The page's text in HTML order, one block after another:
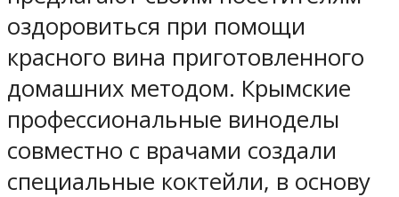
оздоровиться при помощи
красного вина приготовленного
домашних методом. Крымские
профессиональные виноделы
совместно с врачами создали
специальные коктейли, в основу